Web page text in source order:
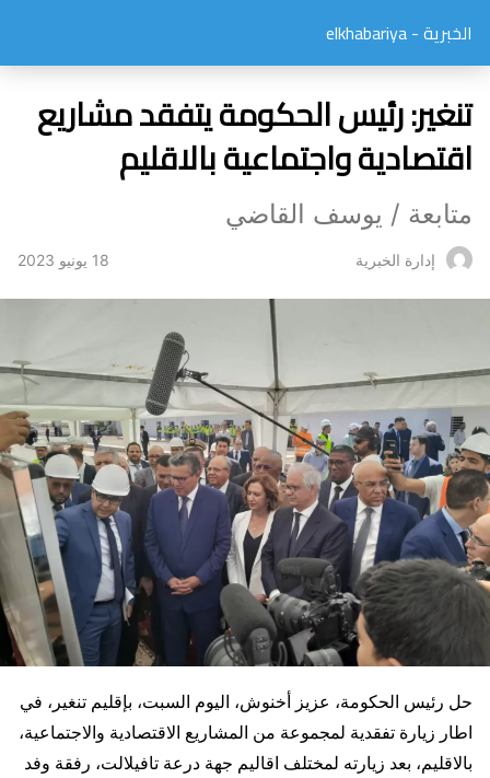
الخبرية - elkhabariya
تنغير: رئيس الحكومة يتفقد مشاريع
اقتصادية واجتماعية بالاقليم
متابعة / يوسف القاضي
إدارة الخبرية 18 يونيو 2023
حل رئيس الحكومة، عزيز أخنوش، اليوم السبت، بإقليم تنغير، في
اطار زيارة تفقدية لمجموعة من المشاريع الاقتصادية والاجتماعية،
بالاقليم، بعد زيارته لمختلف اقاليم جهة درعة تافيلالت، رفقة وفد